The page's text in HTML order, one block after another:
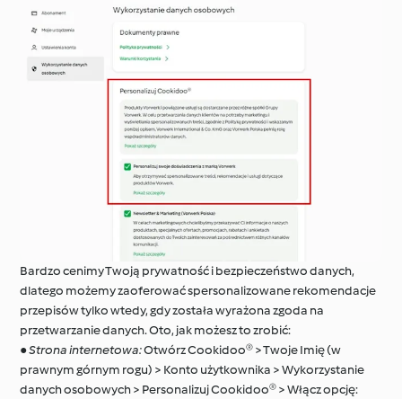
Bardzo cenimy Twoją prywatność i bezpieczeństwo danych,
dlatego możemy zaoferować spersonalizowane rekomendacje
przepisów tylko wtedy, gdy została wyrażona zgoda na
przetwarzanie danych. Oto, jak możesz to zrobić:
●Strona internetowa:Otwórz Cookidoo® > Twoje Imię (w
prawnym górnym rogu) > Konto użytkownika > Wykorzystanie
danych osobowych > Personalizuj Cookidoo® > Włącz opcję: